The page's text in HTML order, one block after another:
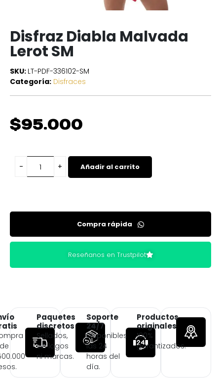
Disfraz Diabla Malvada
Lerot SM
SKU: LT-PDF-336102-SM
Categoría: Disfraces
$95.000
Añadir al carrito
Compra rápida
Reseñanos en Trustpilot
Paquetes
discretos
Sellados,
sin logos
ni marcas.
Soporte
24/7
Disponibles
las 24
horas del
día.
Productos
originales
100%
garantizados.